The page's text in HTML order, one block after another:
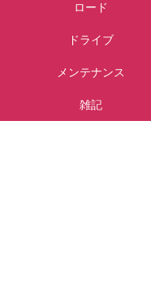
ロード
ドライブ
メンテナンス
雑記